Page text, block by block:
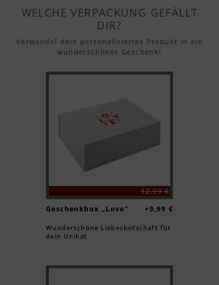
Textvorschau
WELCHE VERPACKUNG GEFÄLLT
DIR?
Verwandel dein personalisiertes Produkt in ein
wunderschönes Geschenk!
12,99 €
Geschenkbox „Love“
+9,99 €
Wunderschöne Liebesbotschaft für
dein Unikat